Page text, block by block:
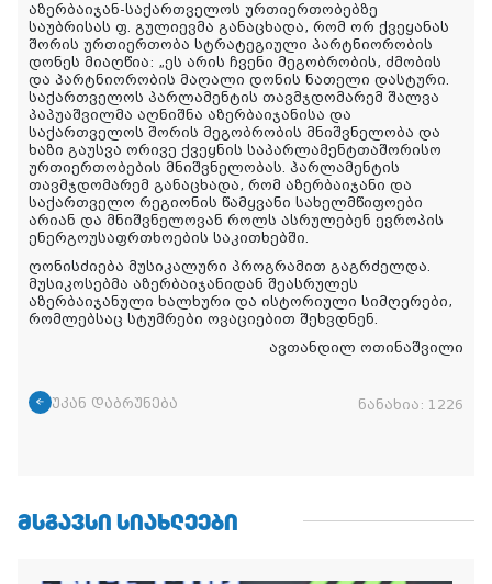
აზერბაიჯან-საქართველოს ურთიერთობებზე
საუბრისას ფ. გულიევმა განაცხადა, რომ ორ ქვეყანას
შორის ურთიერთობა სტრატეგიული პარტნიორობის
დონეს მიაღწია: „ეს არის ჩვენი მეგობრობის, ძმობის
და პარტნიორობის მაღალი დონის ნათელი დასტური.
საქართველოს პარლამენტის თავმჯდომარემ შალვა
პაპუაშვილმა აღნიშნა აზერბაიჯანისა და
საქართველოს შორის მეგობრობის მნიშვნელობა და
ხაზი გაუსვა ორივე ქვეყნის საპარლამენტთაშორისო
ურთიერთობების მნიშვნელობას. პარლამენტის
თავმჯდომარემ განაცხადა, რომ აზერბაიჯანი და
საქართველო რეგიონის წამყვანი სახელმწიფოები
არიან და მნიშვნელოვან როლს ასრულებენ ევროპის
ენერგოუსაფრთხოების საკითხებში.
ღონისძიება მუსიკალური პროგრამით გაგრძელდა.
მუსიკოსებმა აზერბაიჯანიდან შეასრულეს
აზერბაიჯანული ხალხური და ისტორიული სიმღერები,
რომლებსაც სტუმრები ოვაციებით შეხვდნენ.
ავთანდილ ოთინაშვილი
უკან დაბრუნება ნანახია: 1226
ᲛᲡᲒᲐᲕᲡᲘ ᲡᲘᲐᲮᲚᲔᲔᲑᲘ